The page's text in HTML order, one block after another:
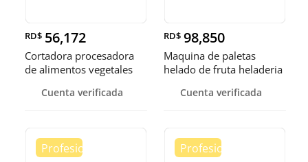
RD$ 56,172
Cortadora procesadora
de alimentos vegetales
Cuenta verificada
RD$ 98,850
Maquina de paletas
helado de fruta heladeria
Cuenta verificada